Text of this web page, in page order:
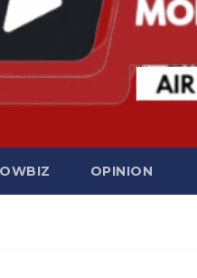
OPINION